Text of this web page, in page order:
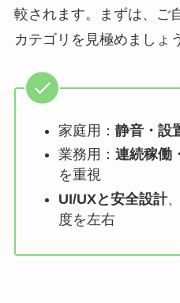
較されます。まずは、ご
カテゴリを見極めましょ
家庭用： 静音・設
業務用： 連続稼働
を重視
UI/UXと安全設計、
度を左右